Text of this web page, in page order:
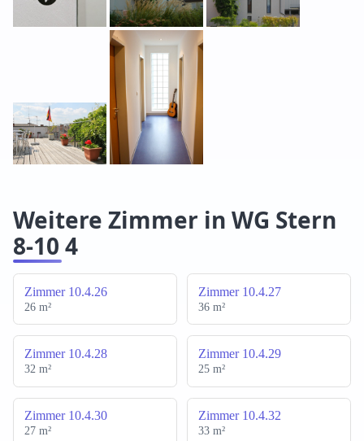
Weitere Zimmer in WG Stern
8-10 4
Zimmer 10.4.26
26 m²
Zimmer 10.4.27
36 m²
Zimmer 10.4.28
32 m²
Zimmer 10.4.29
25 m²
Zimmer 10.4.30
27 m²
Zimmer 10.4.32
33 m²